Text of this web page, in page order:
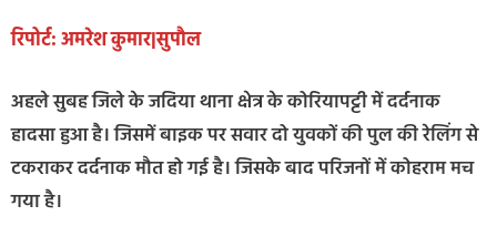
रिपोर्ट: अमरेश कुमार|सुपौल
अहले सुबह जिले के जदिया थाना क्षेत्र के कोरियापट्टी में दर्दनाक
हादसा हुआ है। जिसमें बाइक पर सवार दो युवकों की पुल की रेलिंग से
टकराकर दर्दनाक मौत हो गई है। जिसके बाद परिजनों में कोहराम मच
गया है।